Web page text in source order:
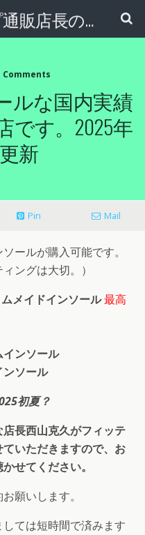
テニスショップ通販店長のブログ＠テニスショップLAFINO 西山克久
Comments
ルな国内実績
です。2025年
新
Pin Mail
ールが購入可能です。
ングは大切。）
メイドインソール最高
インソール
ンソール
初夏？
長西山克久がフィッテ
いただきますので、お
せてください。
願いします。
ては短時間で済みます